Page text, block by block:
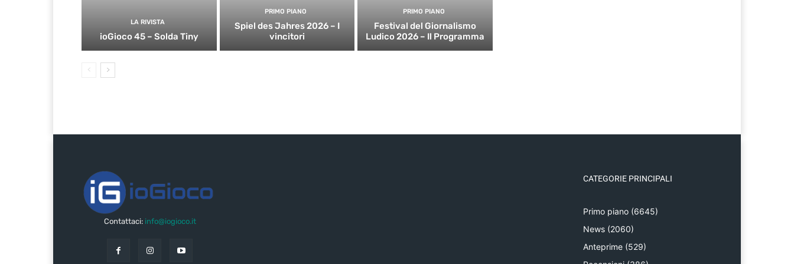
LA RIVISTA
ioGioco 45 – Solda Tiny
PRIMO PIANO
Spiel des Jahres 2026 – I
vincitori
PRIMO PIANO
Festival del Giornalismo
Ludico 2026 – Il Programma
Contattaci: info@iogioco.it
CATEGORIE PRINCIPALI
Primo piano (6645)
News (2060)
Anteprime (529)